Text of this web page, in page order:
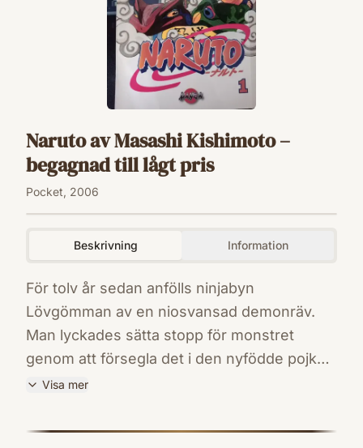
Naruto av Masashi Kishimoto –
begagnad till lågt pris
Pocket, 2006
Beskrivning Information
För tolv år sedan anfölls ninjabyn
Lövgömman av en niosvansad demonräv.
Man lyckades sätta stopp för monstret
genom att försegla det i den nyfödde pojken
Uzumaki Naruto.Naruto växer upp som en
de känner till hans historia. Men Naruto svär
Visa mer
9789163849930